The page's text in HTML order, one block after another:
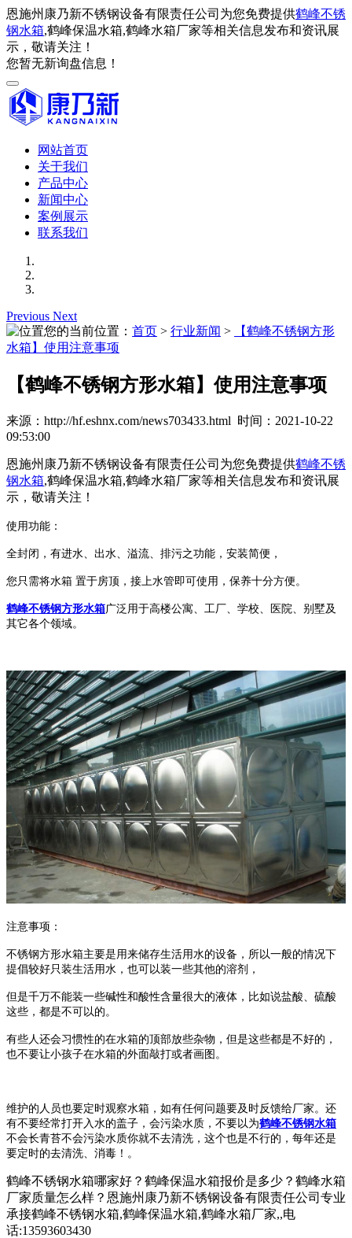
恩施州康乃新不锈钢设备有限责任公司为您免费提供鹤峰不锈
钢水箱,鹤峰保温水箱,鹤峰水箱厂家等相关信息发布和资讯展
示，敬请关注！
您暂无新询盘信息！
网站首页
关于我们
产品中心
新闻中心
案例展示
联系我们
Previous Next
您的当前位置： 首页 > 行业新闻 >
【鹤峰不锈钢方形
水箱】使用注意事项
【鹤峰不锈钢方形水箱】使用注意事项
来源：http://hf.eshnx.com/news703433.html 时间：2021-10-22
09:53:00
恩施州康乃新不锈钢设备有限责任公司为您免费提供鹤峰不锈
钢水箱,鹤峰保温水箱,鹤峰水箱厂家等相关信息发布和资讯展
示，敬请关注！
使用功能：
全封闭，有进水、出水、溢流、排污之功能，安装简便，
您只需将水箱 置于房顶，接上水管即可使用，保养十分方便。
鹤峰不锈钢方形水箱广泛用于高楼公寓、工厂、学校、医院、别墅及
其它各个领域。
注意事项：
不锈钢方形水箱主要是用来储存生活用水的设备，所以一般的情况下
提倡较好只装生活用水，也可以装一些其他的溶剂，
但是千万不能装一些碱性和酸性含量很大的液体，比如说盐酸、硫酸
这些，都是不可以的。
有些人还会习惯性的在水箱的顶部放些杂物，但是这些都是不好的，
也不要让小孩子在水箱的外面敲打或者画图。
维护的人员也要定时观察水箱，如有任何问题要及时反馈给厂家。还
有不要经常打开入水的盖子，会污染水质，不要以为鹤峰不锈钢水箱
不会长青苔不会污染水质你就不去清洗，这个也是不行的，每年还是
要定时的去清洗、消毒！。
鹤峰不锈钢水箱哪家好？鹤峰保温水箱报价是多少？鹤峰水箱
厂家质量怎么样？恩施州康乃新不锈钢设备有限责任公司专业
承接鹤峰不锈钢水箱,鹤峰保温水箱,鹤峰水箱厂家,,电
话:13593603430